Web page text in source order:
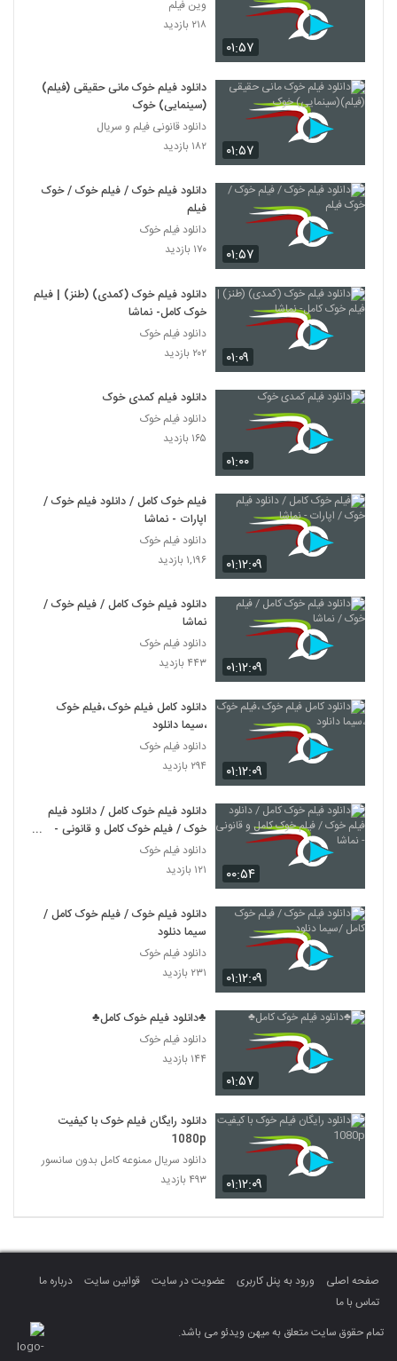
۰۱:۵۷
وین فیلم
۲۱۸ بازدید
۰۱:۵۷
دانلود فیلم خوک مانی حقیقی (فیلم)
(سینمایی) خوک
دانلود قانونی فیلم و سریال
۱۸۲ بازدید
۰۱:۵۷
دانلود فیلم خوک / فیلم خوک / خوک
فیلم
دانلود فیلم خوک
۱۷۰ بازدید
۰۱:۰۹
دانلود فیلم خوک (کمدی) (طنز) | فیلم
خوک کامل- نماشا
دانلود فیلم خوک
۲۰۲ بازدید
۰۱:۰۰
دانلود فیلم کمدی خوک
دانلود فیلم خوک
۱۶۵ بازدید
۰۱:۱۲:۰۹
فیلم خوک کامل / دانلود فیلم خوک /
اپارات - نماشا
دانلود فیلم خوک
۱,۱۹۶ بازدید
۰۱:۱۲:۰۹
دانلود فیلم خوک کامل / فیلم خوک /
نماشا
دانلود فیلم خوک
۴۴۳ بازدید
۰۱:۱۲:۰۹
دانلود کامل فیلم خوک ،فیلم خوک
،سیما دانلود
دانلود فیلم خوک
۲۹۴ بازدید
۰۰:۵۴
دانلود فیلم خوک کامل / دانلود فیلم
خوک / فیلم خوک کامل و قانونی -
نماشا
دانلود فیلم خوک
۱۲۱ بازدید
۰۱:۱۲:۰۹
دانلود فیلم خوک / فیلم خوک کامل /
سیما دنلود
دانلود فیلم خوک
۲۳۱ بازدید
۰۱:۵۷
♣دانلود فیلم خوک کامل♣
دانلود فیلم خوک
۱۴۴ بازدید
۰۱:۱۲:۰۹
دانلود رایگان فیلم خوک با کیفیت
1080p
دانلود سریال ممنوعه کامل بدون سانسور
۴۹۳ بازدید
صفحه اصلی ورود به پنل کاربری عضویت در سایت قوانین سایت
درباره ما
تماس با ما
تمام حقوق سایت متعلق به میهن ویدئو می باشد.